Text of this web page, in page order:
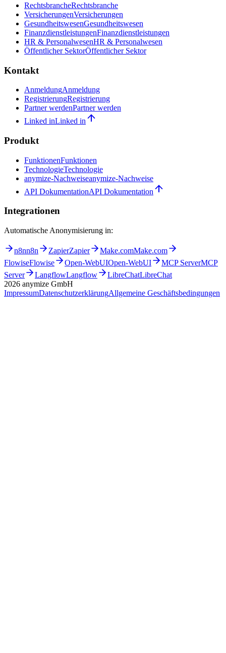
RechtsbrancheRechtsbranche
VersicherungenVersicherungen
GesundheitswesenGesundheitswesen
FinanzdienstleistungenFinanzdienstleistungen
HR & PersonalwesenHR & Personalwesen
Öffentlicher SektorÖffentlicher Sektor
Kontakt
AnmeldungAnmeldung
RegistrierungRegistrierung
Partner werdenPartner werden
Linked inLinked in
Produkt
FunktionenFunktionen
TechnologieTechnologie
anymize-Nachweiseanymize-Nachweise
API DokumentationAPI Dokumentation
Integrationen
Automatische Anonymisierung in:
n8nn8n ZapierZapier Make.comMake.com
FlowiseFlowise Open-WebUIOpen-WebUI MCP ServerMCP
Server
LangflowLangflow LibreChatLibreChat
2026 anymize GmbH
ImpressumDatenschutzerklärungAllgemeine Geschäftsbedingungen